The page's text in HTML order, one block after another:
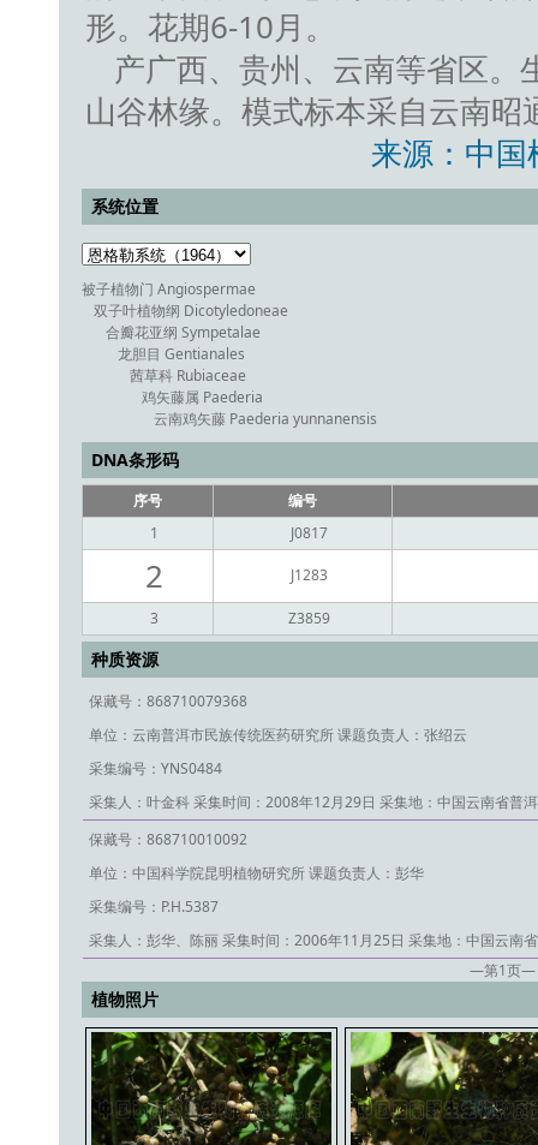
形。花期6-10月。
产广西、贵州、云南等省区。
山谷林缘。模式标本采自云南昭
来源：中
系统位置
被子植物门 Angiospermae
双子叶植物纲 Dicotyledoneae
合瓣花亚纲 Sympetalae
龙胆目 Gentianales
茜草科 Rubiaceae
鸡矢藤属 Paederia
云南鸡矢藤 Paederia yunnanensis
DNA条形码
序号 编号
1 J0817
2 J1283
3 Z3859
种质资源
保藏号：868710079368
单位：云南普洱市民族传统医药研究所 课题负责人：张绍云
采集编号：YNS0484
采集人：叶金科 采集时间：2008年12月29日 采集地：中国云南省普
保藏号：868710010092
单位：中国科学院昆明植物研究所 课题负责人：彭华
采集编号：P.H.5387
采集人：彭华、陈丽 采集时间：2006年11月25日 采集地：中国云南
—第1页—
植物照片